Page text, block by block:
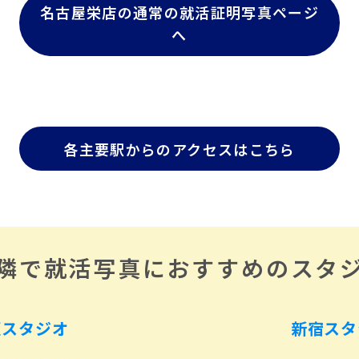
名古屋栄店の通常の就活証明写真ページ
へ
各主要駅からのアクセスはこちら
で就活写真におすすめのスタ
タジオ
新宿ス